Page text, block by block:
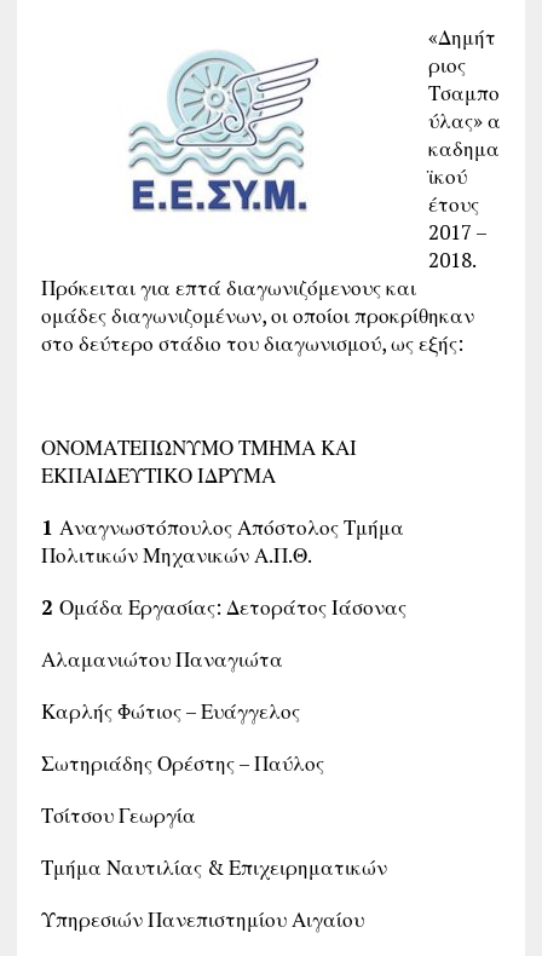
«Δημήτ
ριος
Τσαμπο
ύλας» α
καδημα
ϊκού
έτους
2017 –
2018.
Πρόκειται για επτά διαγωνιζόμενους και
ομάδες διαγωνιζομένων, οι οποίοι προκρίθηκαν
στο δεύτερο στάδιο του διαγωνισμού, ως εξής:
ΟΝΟΜΑΤΕΠΩΝΥΜΟ ΤΜΗΜΑ ΚΑΙ
ΕΚΠΑΙΔΕΥΤΙΚΟ ΙΔΡΥΜΑ
1 Αναγνωστόπουλος Απόστολος Τμήμα
Πολιτικών Μηχανικών Α.Π.Θ.
2 Ομάδα Εργασίας: Δετοράτος Ιάσονας
Αλαμανιώτου Παναγιώτα
Καρλής Φώτιος – Ευάγγελος
Σωτηριάδης Ορέστης – Παύλος
Τσίτσου Γεωργία
Τμήμα Ναυτιλίας & Επιχειρηματικών
Υπηρεσιών Πανεπιστημίου Αιγαίου